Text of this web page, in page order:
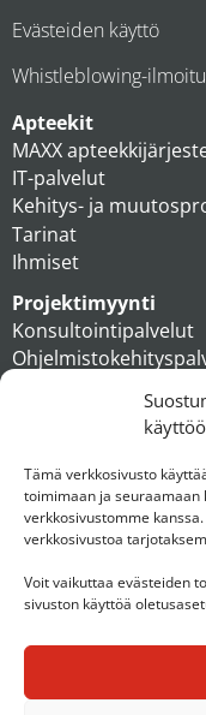
Tämä verkkosivusto
toimimaan ja seuraamaan
verkkosivustomme
verkkosivustoa
Voit vaikuttaa evästeiden
sivuston käyttöä
Evästeiden käyttö
Whistleblowing-
Apteekit
MAXX
IT-palvelut
Kehitys- ja
Tarinat
Ihmiset
Projektimyynti
Konsultointipalvelut
Ihmiset
Konserni
Ota yhteyttä